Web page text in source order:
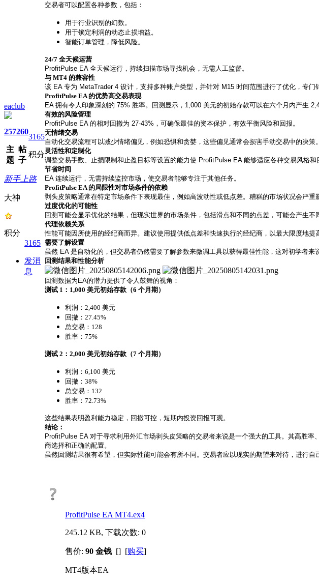
eaclub
257
主
题
260
帖
子
3165
积分
新手上路
大神
积分
3165
发消
息
交易者可以配置各种参数，包括：
用于行业识别的幻数。
用于锁定利润的动态止损增益。
智能订单管理，降低风险。
24/7 全天候运营
ProfitPulse EA 全天候运行，持续扫描市场寻找机会，无需人工监督。
与 MT4 的兼容性
该 EA 专为 MetaTrader 4 设计，支持多种账户类型，并针对 M15 时间范围进行了优化，专门
ProfitPulse EA 的优势高交易表现
EA 拥有令人印象深刻的 75% 胜率。回测显示，1,000 美元的初始存款可以在六个月内产生
有效的风险管理
ProfitPulse EA 的相对回撤为 27-43%，可确保最佳的资本保护，有效平衡风险和回报。
无情绪交易
自动化交易流程可以减少情绪偏见，例如恐惧和贪婪，这些偏见通常会损害手动交易中的决策。
灵活性和定制化
调整交易手数、止损限制和止盈目标等设置的能力使 ProfitPulse EA 能够适应各种交易风格和
节省时间
EA 连续运行，无需持续监控市场，使交易者能够专注于其他任务。
ProfitPulse EA 的局限性对市场条件的依赖
剥头皮策略通常在特定市场条件下表现最佳，例如高波动性或低点差。糟糕的市场状况会严重
过度优化的可能性
回测可能会显示优化的结果，但现实世界的市场条件，包括滑点和不同的点差，可能会产生不
代理依赖关系
性能可能因所使用的经纪商而异。建议使用提供低点差和快速执行的经纪商，以最大限度地提
需要了解设置
虽然 EA 是自动化的，但交易者仍然需要了解参数来微调工具以获得最佳性能，这对初学者来
回测结果和性能分析
回测数据为EA的潜力提供了令人鼓舞的视角：
测试 1：1,000 美元初始存款（6 个月期）
利润：2,400 美元
回撤：27.45%
总交易：128
胜率：75%
测试 2：2,000 美元初始存款（7 个月期）
利润：6,100 美元
回撤：38%
总交易：132
胜率：72.73%
这些结果表明盈利能力稳定，回撤可控，短期内投资回报可观。
结论：
ProfitPulse EA 对于寻求利用外汇市场剥头皮策略的交易者来说是一个强大的工具。其高胜
商选择和正确的配置。
虽然回测结果很有希望，但实际性能可能会有所不同。交易者应以现实的期望来对待，进行
ProfitPulse EA MT4.ex4
245.12 KB, 下载次数: 0
售价: 90 金钱 [] [购买]
MT4版本EA